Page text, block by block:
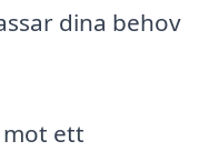
dina behov
mot ett